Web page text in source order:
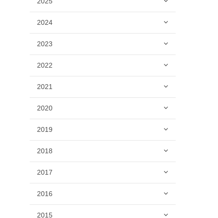
2024
2023
2022
2021
2020
2019
2018
2017
2016
2015